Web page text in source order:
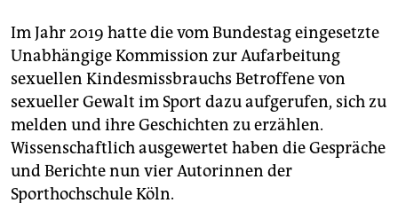
Im Jahr 2019 hatte die vom Bundestag eingesetzte
Unabhängige Kommission zur Aufarbeitung
sexuellen Kindesmissbrauchs Betroffene von
sexueller Gewalt im Sport dazu aufgerufen, sich zu
melden und ihre Geschichten zu erzählen.
Wissenschaftlich ausgewertet haben die Gespräche
und Berichte nun vier Autorinnen der
Sporthochschule Köln.